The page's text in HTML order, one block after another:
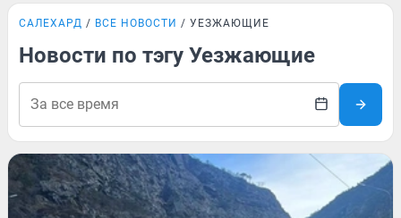
САЛЕХАРД ВСЕ НОВОСТИ УЕЗЖАЮЩИЕ
Новости по тэгу Уезжающие